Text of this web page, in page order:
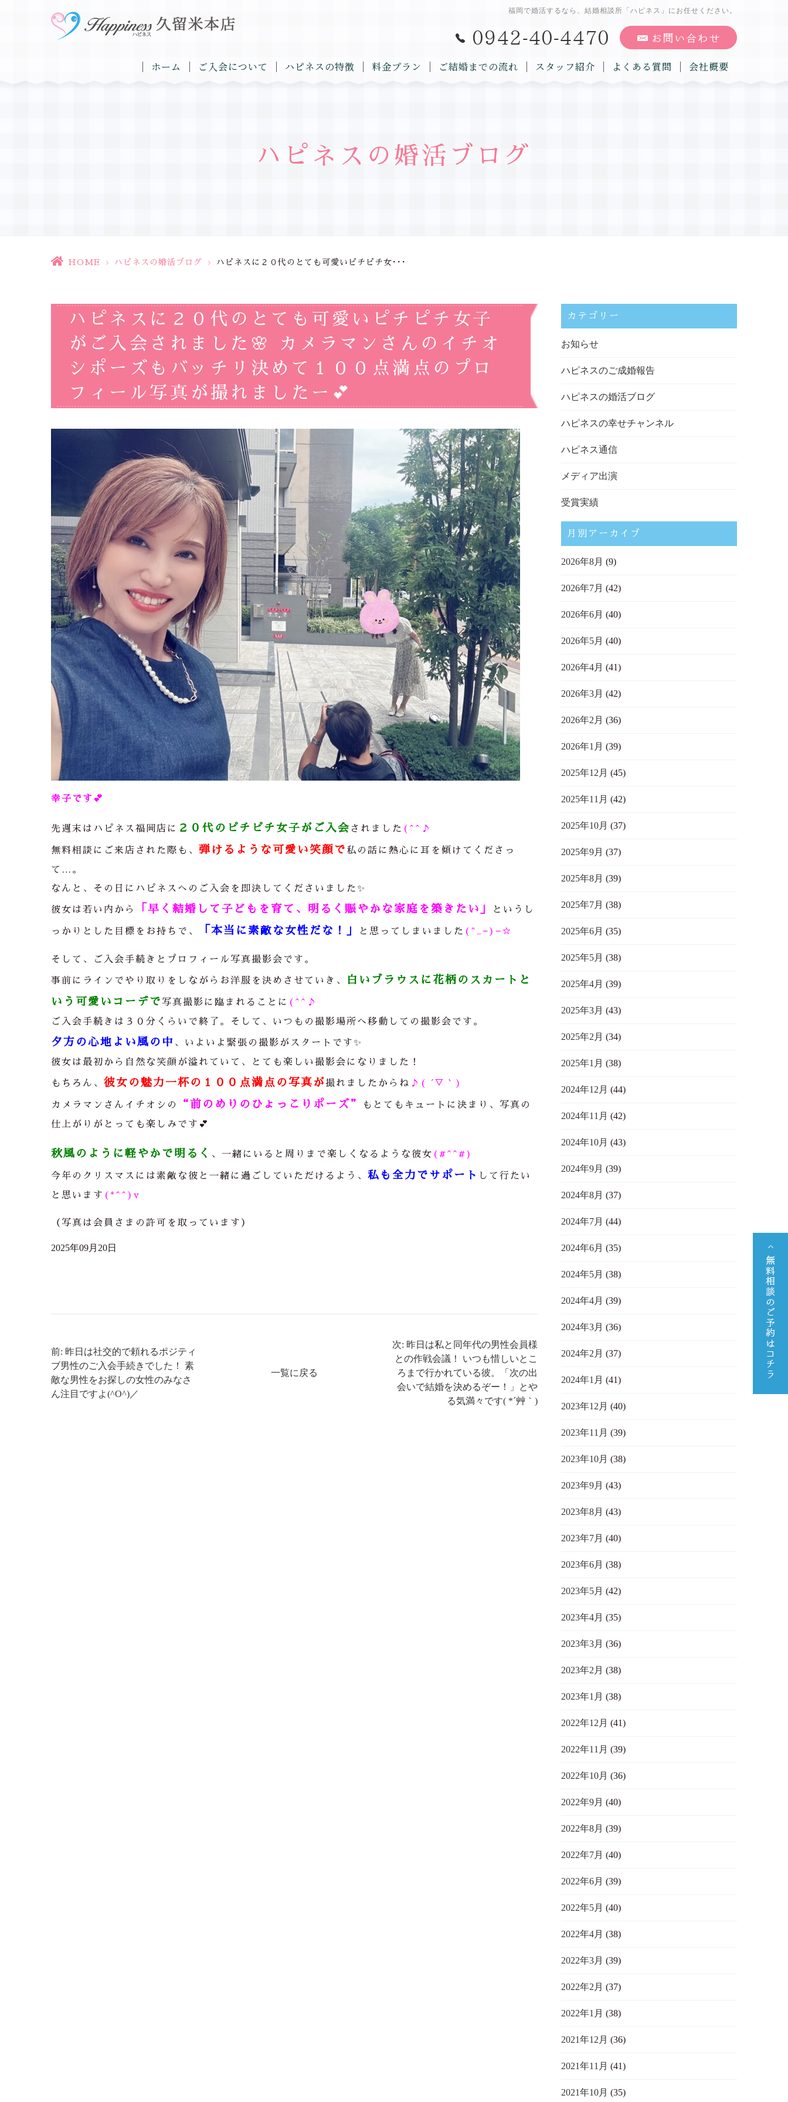
福岡で婚活するなら、結婚相談所「ハピネス」にお任せください。
ホーム ご入会について ハピネスの特徴 料金プラン ご結婚までの流れ スタッフ紹介 よくある質問 会社概要
ハピネスの婚活ブログ
HOME > ハピネスの婚活ブログ > ハピネスに２０代のとても可愛いピチピチ女･･･
ハピネスに２０代のとても可愛いピチピチ女子
がご入会されました🌸 カメラマンさんのイチオ
シポーズもバッチリ決めて１００点満点のプロ
フィール写真が撮れましたー💕
幸子です💕
先週末はハピネス福岡店に ２０代のピチピチ女子がご入会 されました (^^♪
無料相談にご来店された際も、 弾けるような可愛い笑顔で 私の話に熱心に耳を傾けてくださっ
て…。
なんと、その日にハピネスへのご入会を即決してくださいました✨
彼女は若い内から 「早く結婚して子どもを育て、明るく賑やかな家庭を築きたい」 というし
っかりとした目標をお持ちで、 「本当に素敵な女性だな！」 と思ってしまいました (^_−)−☆
そして、ご入会手続きとプロフィール写真撮影会です。
事前にラインでやり取りをしながらお洋服を決めさせていき、
白いブラウスに花柄のスカートと
いう可愛いコーデで写真撮影に臨まれることに (^^♪
ご入会手続きは３０分くらいで終了。そして、いつもの撮影場所へ移動しての撮影会です。
夕方の心地よい風の中、いよいよ緊張の撮影がスタートです✨
彼女は最初から自然な笑顔が溢れていて、とても楽しい撮影会になりました！
もちろん、 彼女の魅力一杯の１００点満点の写真が撮れましたからね ♪( ´▽｀)
カメラマンさんイチオシの “前のめりのひょっこりポーズ” もとてもキュートに決まり、写真の
仕上がりがとっても楽しみです💕
秋風のように軽やかで明るく 、一緒にいると周りまで楽しくなるような彼女 (#^^#)
今年のクリスマスには素敵な彼と一緒に過ごしていただけるよう、 私も全力でサポート して行たい
と思います (*^^)v
（写真は会員さまの許可を取っています）
2025年09月20日
前: 昨日は社交的で頼れるポジティ
ブ男性のご入会手続きでした！ 素
敵な男性をお探しの女性のみなさ
ん注目ですよ(^O^)／
一覧に戻る
次: 昨日は私と同年代の男性会員様
との作戦会議！ いつも惜しいとこ
ろまで行かれている彼。「次の出
会いで結婚を決めるぞー！」とや
る気満々です( *´艸｀)
カテゴリー
お知らせ
ハピネスのご成婚報告
ハピネスの婚活ブログ
ハピネスの幸せチャンネル
ハピネス通信
メディア出演
受賞実績
月別アーカイブ
2026年8月 (9)
2026年7月 (42)
2026年6月 (40)
2026年5月 (40)
2026年4月 (41)
2026年3月 (42)
2026年2月 (36)
2026年1月 (39)
2025年12月 (45)
2025年11月 (42)
2025年10月 (37)
2025年9月 (37)
2025年8月 (39)
2025年7月 (38)
2025年6月 (35)
2025年5月 (38)
2025年4月 (39)
2025年3月 (43)
2025年2月 (34)
2025年1月 (38)
2024年12月 (44)
2024年11月 (42)
2024年10月 (43)
2024年9月 (39)
2024年8月 (37)
2024年7月 (44)
2024年6月 (35)
2024年5月 (38)
2024年4月 (39)
2024年3月 (36)
2024年2月 (37)
2024年1月 (41)
2023年12月 (40)
2023年11月 (39)
2023年10月 (38)
2023年9月 (43)
2023年8月 (43)
2023年7月 (40)
2023年6月 (38)
2023年5月 (42)
2023年4月 (35)
2023年3月 (36)
2023年2月 (38)
2023年1月 (38)
2022年12月 (41)
2022年11月 (39)
2022年10月 (36)
2022年9月 (40)
2022年8月 (39)
2022年7月 (40)
2022年6月 (39)
2022年5月 (40)
2022年4月 (38)
2022年3月 (39)
2022年2月 (37)
2022年1月 (38)
2021年12月 (36)
2021年11月 (41)
2021年10月 (35)